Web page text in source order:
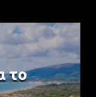
το